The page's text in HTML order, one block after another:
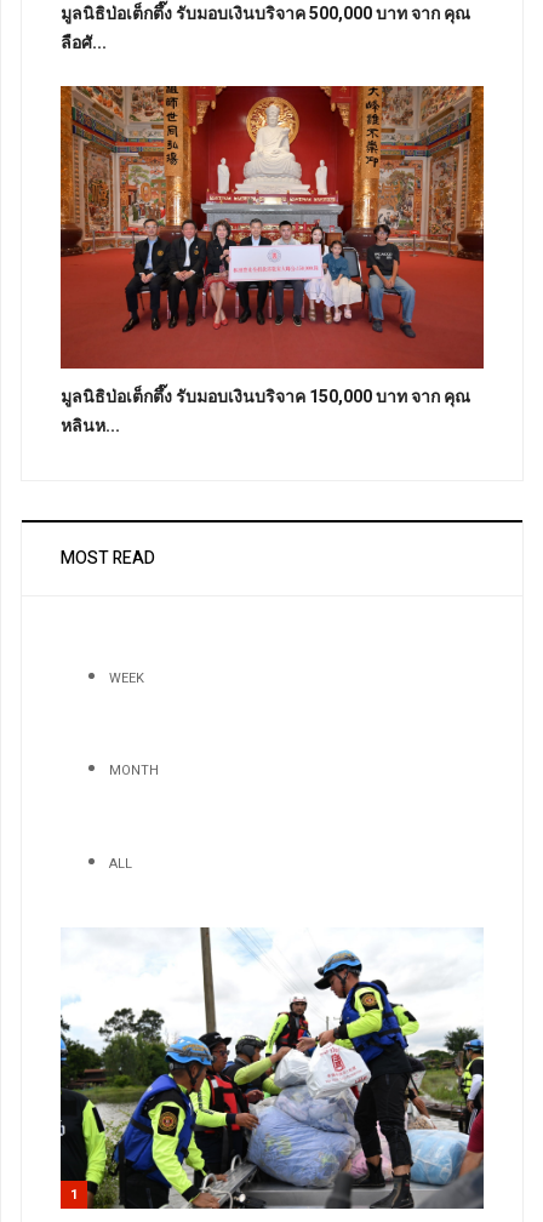
มูลนิธิป่อเต็กตึ๊ง รับมอบเงินบริจาค 500,000 บาท จาก คุณ
ลือศั...
มูลนิธิป่อเต็กตึ๊ง รับมอบเงินบริจาค 150,000 บาท จาก คุณ
หลินห...
MOST READ
WEEK
MONTH
ALL
1